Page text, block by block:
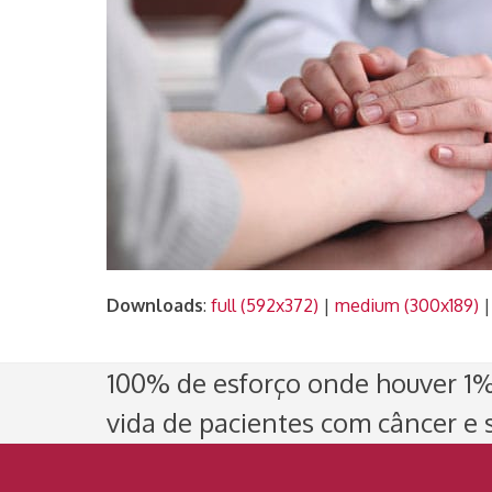
Downloads: full (592x372) | medium (300x189) |
100% de esforço onde houver
vida de pacientes com câncer e